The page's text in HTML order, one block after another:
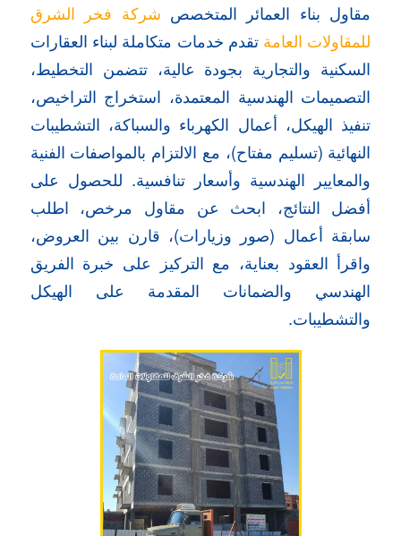
مقاول بناء العمائر المتخصص شركة فخر الشرق
للمقاولات العامة تقدم خدمات متكاملة لبناء العقارات
السكنية والتجارية بجودة عالية، تتضمن التخطيط،
التصميمات الهندسية المعتمدة، استخراج التراخيص،
تنفيذ الهيكل، أعمال الكهرباء والسباكة، التشطيبات
النهائية (تسليم مفتاح)، مع الالتزام بالمواصفات الفنية
والمعايير الهندسية وأسعار تنافسية. للحصول على
أفضل النتائج، ابحث عن مقاول مرخص، اطلب
سابقة أعمال (صور وزيارات)، قارن بين العروض،
واقرأ العقود بعناية، مع التركيز على خبرة الفريق
الهندسي والضمانات المقدمة على الهيكل
والتشطيبات.